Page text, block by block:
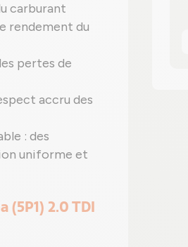
carburant
rendement du
pertes de
accru des
: des
uniforme et
2.0 TDI